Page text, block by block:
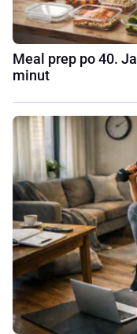
Meal prep po 40.
minut